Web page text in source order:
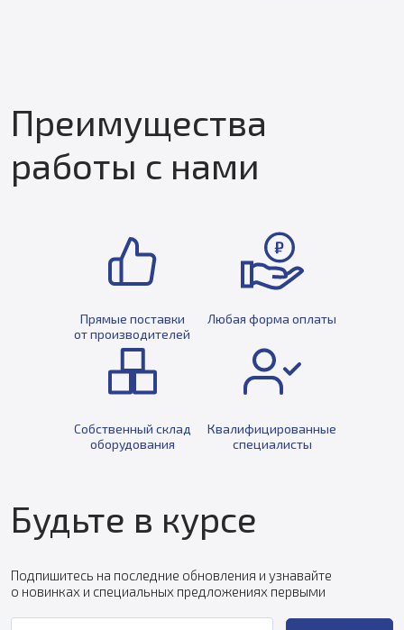
Преимущества
работы с нами
Прямые поставки
от производителей
Любая форма оплаты
Собственный склад
оборудования
Квалифицированные
специалисты
Будьте в курсе
Подпишитесь на последние обновления и узнавайте
о новинках и специальных предложениях первыми